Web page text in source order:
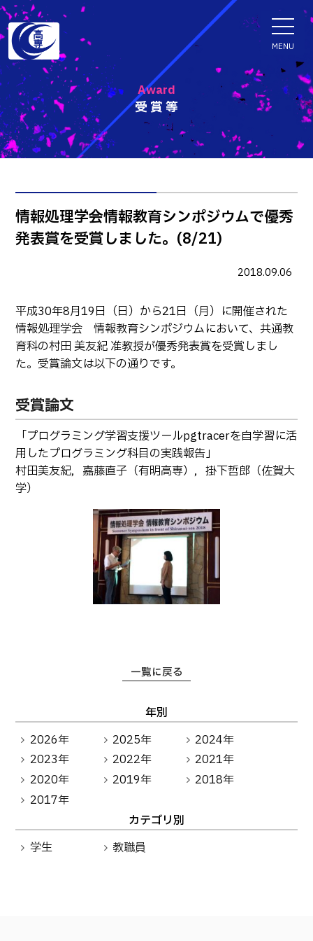
受賞等
Award
情報処理学会情報教育シンポジウムで優秀
発表賞を受賞しました。(8/21)
2018.09.06
平成30年8月19日（日）から21日（月）に開催された
情報処理学会 情報教育シンポジウムにおいて、共通教
育科の村田 美友紀 准教授が優秀発表賞を受賞しまし
た。受賞論文は以下の通りです。
受賞論文
「プログラミング学習支援ツールpgtracerを自学習に活
用したプログラミング科目の実践報告」
村田美友紀，嘉藤直子（有明高専），掛下哲郎（佐賀大
学）
一覧に戻る
年別
2026年
2025年
2024年
2023年
2022年
2021年
2020年
2019年
2018年
2017年
カテゴリ別
学生
教職員
MENU
ENGLISH
学科・専攻科
電子情報学系学科
知能制御情報工学科
情報工学科
融合・複合工学系学科
生物化学システム工学科
基幹教育科
専攻科
電子情報システム工学専攻
生産システム工学専攻
入試情報
入試速報
Webオープンキャンパス
オープンキャンパス等
進学の手引き
受験生向け 熊本高専 Q&A
熊本高専が運用するWebサイト・SNS・動画チャネ
ル等
イベント
学校概要
交通アクセス
教員紹介
学生生活
パンフレット・紹介動画
国際交流
受賞等
活動報告
ご寄付・ネーミングライ
ツ等
キャリア関係
アントレプレナーシップ
その他
転職・Uターン就職
お問い合わせ